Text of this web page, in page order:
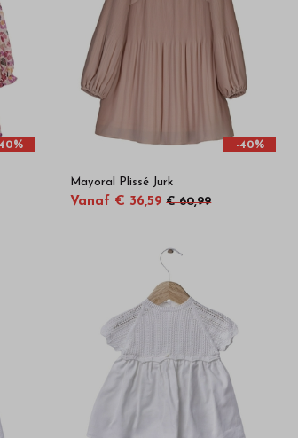
-40%
Mayoral Plissé Jurk
Vanaf € 36,59 € 60,99